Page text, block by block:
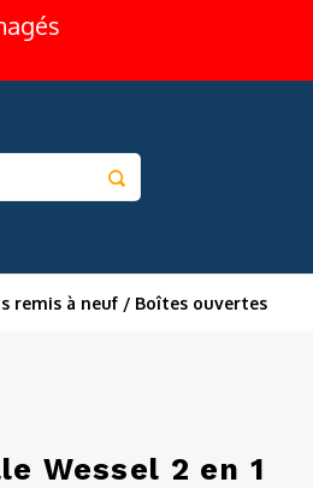
remis à neuf / Boîtes ouvertes
Wessel 2 en 1